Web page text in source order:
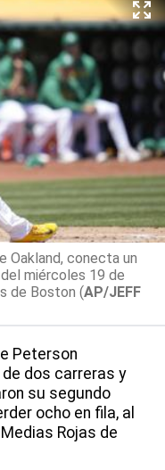
conecta un
miércoles 19 de
de Boston (AP/JEFF
Peterson
dos carreras y
su segundo
ocho en fila, al
Rojas de